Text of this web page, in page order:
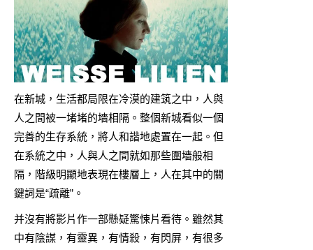
在新城，生活都局限在冷漠的建筑之中，人與
人之間被一堵堵的墻相隔。整個新城看似一個
完善的生存系統，將人和諧地處置在一起。但
在系統之中，人與人之間就如那些圍墻般相
隔，階級明顯地表現在樓層上，人在其中的關
鍵詞是“疏離”。
并沒有將影片作一部懸疑驚悚片看待。雖然其
中有陰謀，有靈異，有情殺，有閃屏，有很多